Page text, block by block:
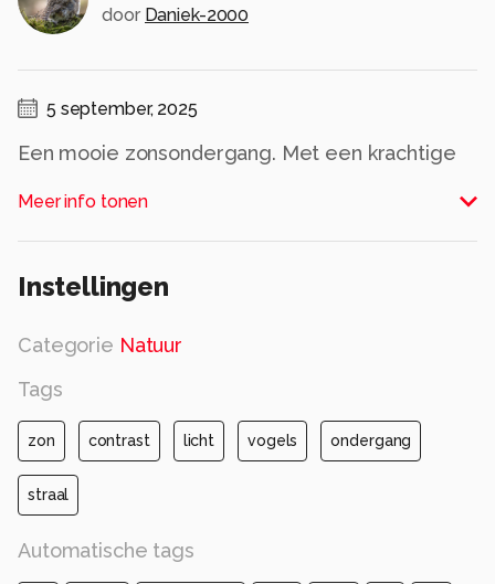
door Daniek-2000
5 september, 2025
Een mooie zonsondergang. Met een krachtige
Ik heb geluk gehad met de vogels die er op dat
moment boven vlogen! persoonlijk vind ik hem
zeg het alsjeblieft! Ik zou er graag van willen
Alle rechten voorbehouden
Meer info tonen
Instellingen
Categorie Natuur
Tags
zon contrast licht vogels ondergang
straal
Automatische tags